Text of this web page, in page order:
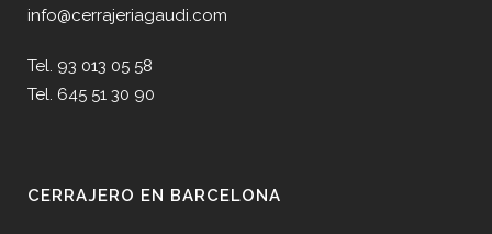
info@cerrajeriagaudi.com
Tel. 93 013 05 58
Tel. 645 51 30 90
CERRAJERO EN BARCELONA